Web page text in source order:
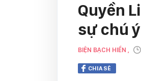
Quyền
sự chú
BIỆN BẠCH HIỀN ,
CHIA SẺ